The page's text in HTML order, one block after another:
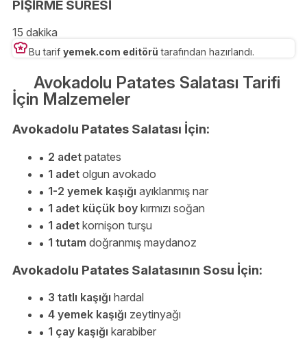
PİŞİRME SÜRESİ
15 dakika
Bu tarif yemek.com editörü tarafından hazırlandı.
Avokadolu Patates Salatası Tarifi
İçin Malzemeler
Avokadolu Patates Salatası İçin:
2 adet patates
1 adet olgun avokado
1-2 yemek kaşığı ayıklanmış nar
1 adet küçük boy kırmızı soğan
1 adet kornişon turşu
1 tutam doğranmış maydanoz
Avokadolu Patates Salatasının Sosu İçin:
3 tatlı kaşığı hardal
4 yemek kaşığı zeytinyağı
1 çay kaşığı karabiber